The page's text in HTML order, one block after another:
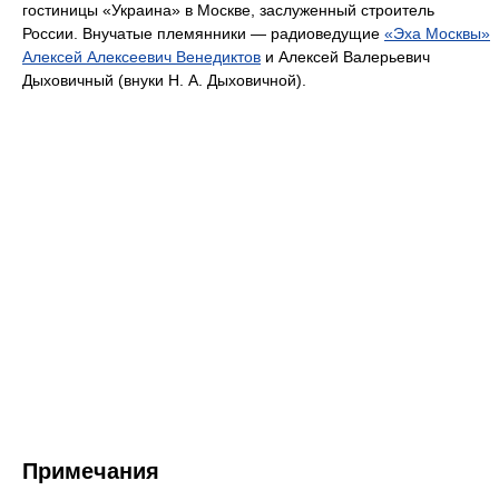
гостиницы «Украина» в Москве, заслуженный строитель
России. Внучатые племянники — радиоведущие «Эха Москвы»
Алексей Алексеевич Венедиктов и Алексей Валерьевич
Дыховичный (внуки Н. А. Дыховичной).
Примечания